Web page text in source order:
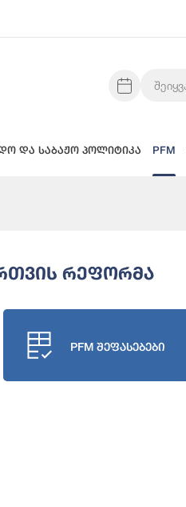
და საბაჟო პოლიტიკა PFM
Რეფორმა
PFM შეფასებები